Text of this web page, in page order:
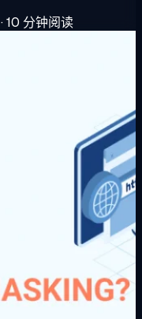
·10 分钟阅读